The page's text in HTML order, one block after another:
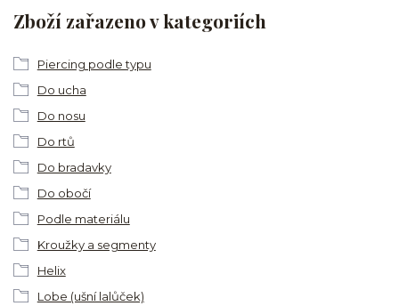
Zboží zařazeno v kategoriích
Piercing podle typu
Do ucha
Do nosu
Do rtů
Do bradavky
Do obočí
Podle materiálu
Kroužky a segmenty
Helix
Lobe (ušní lalůček)